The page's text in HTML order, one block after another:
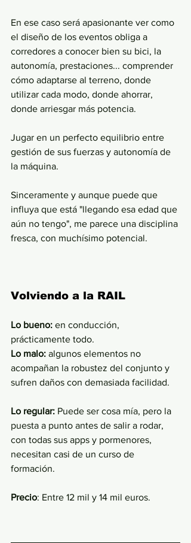
En ese caso será apasionante ver como
el diseño de los eventos obliga a
corredores a conocer bien su bici, la
autonomía, prestaciones... comprender
cómo adaptarse al terreno, donde
utilizar cada modo, donde ahorrar,
donde arriesgar más potencia.
Jugar en un perfecto equilibrio entre
gestión de sus fuerzas y autonomía de
la máquina.
Sinceramente y aunque puede que
influya que está "llegando esa edad que
aún no tengo", me parece una disciplina
fresca, con muchísimo potencial.
Volviendo a la RAIL
Lo bueno: en conducción,
prácticamente todo.
Lo malo: algunos elementos no
acompañan la robustez del conjunto y
sufren daños con demasiada facilidad.
Lo regular: Puede ser cosa mía, pero la
puesta a punto antes de salir a rodar,
con todas sus apps y pormenores,
necesitan casi de un curso de
formación.
Precio: Entre 12 mil y 14 mil euros.